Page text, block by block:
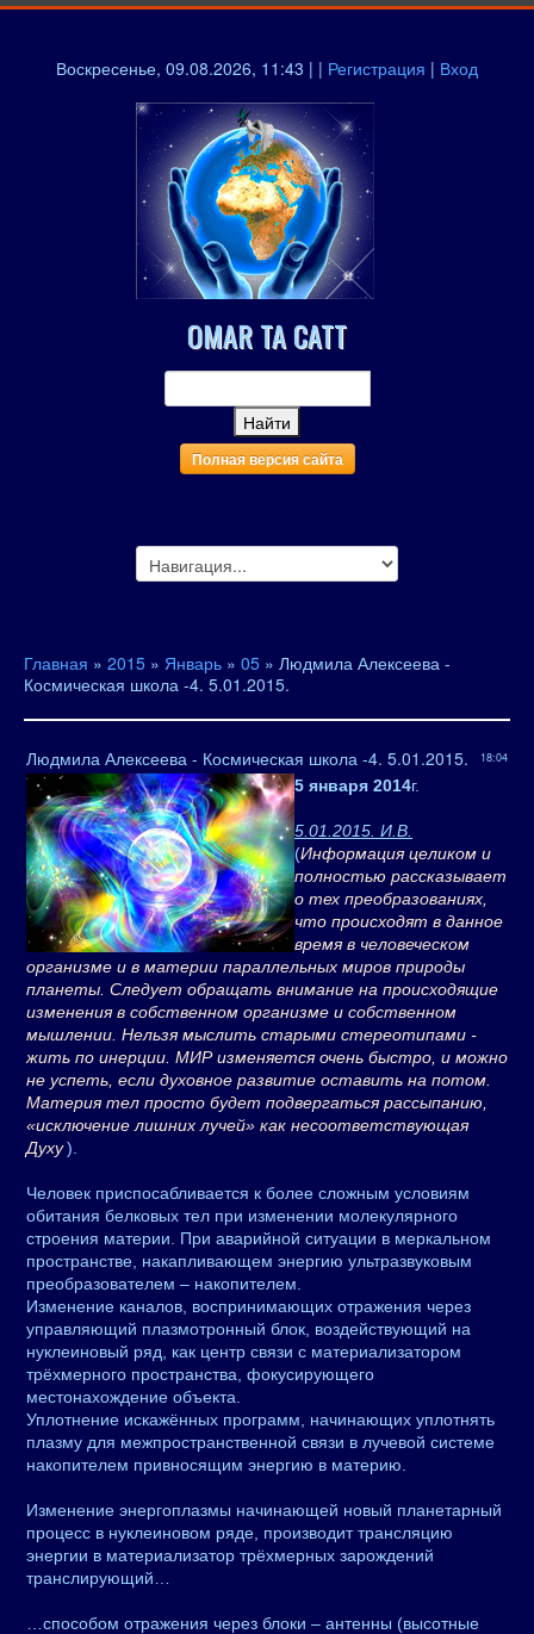
Воскресенье, 09.08.2026, 11:43 | | Регистрация | Вход
OMAR TA CATT
Полная версия сайта
Главная » 2015 » Январь » 05 » Людмила Алексеева -
Космическая школа -4. 5.01.2015.
18:04
Людмила Алексеева - Космическая школа -4. 5.01.2015.
5 января 2014г.
5.01.2015. И.В.
(Информация целиком и
полностью рассказывает
о тех преобразованиях,
что происходят в данное
время в человеческом
организме и в материи параллельных миров природы
планеты. Следует обращать внимание на происходящие
изменения в собственном организме и собственном
мышлении. Нельзя мыслить старыми стереотипами -
жить по инерции. МИР изменяется очень быстро, и можно
не успеть, если духовное развитие оставить на потом.
Материя тел просто будет подвергаться рассыпанию,
«исключение лишних лучей» как несоответствующая
Духу).
Человек приспосабливается к более сложным условиям
обитания белковых тел при изменении молекулярного
строения материи. При аварийной ситуации в меркальном
пространстве, накапливающем энергию ультразвуковым
преобразователем – накопителем.
Изменение каналов, воспринимающих отражения через
управляющий плазмотронный блок, воздействующий на
нуклеиновый ряд, как центр связи с материализатором
трёхмерного пространства, фокусирующего
местонахождение объекта.
Уплотнение искажённых программ, начинающих уплотнять
плазму для межпространственной связи в лучевой системе
накопителем привносящим энергию в материю.
Изменение энергоплазмы начинающей новый планетарный
процесс в нуклеиновом ряде, производит трансляцию
энергии в материализатор трёхмерных зарождений
транслирующий…
…способом отражения через блоки – антенны (высотные